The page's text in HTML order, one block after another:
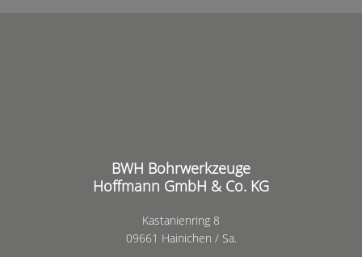
BWH Bohrwerkzeuge
Hoffmann GmbH & Co. KG
Kastanienring 8
09661 Hainichen / Sa.